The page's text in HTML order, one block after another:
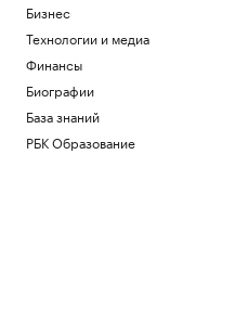
Бизнес
Технологии и медиа
Финансы
Биографии
База знаний
РБК Образование